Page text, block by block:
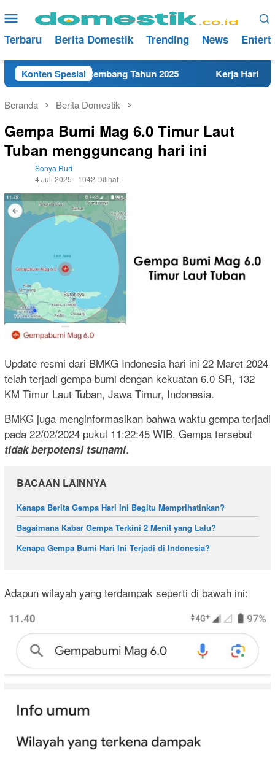
ke
konten
Menu
Mobile
Terbaru Berita Domestik Trending News
Konten Spesial
Terdekat di Rembang Tahun 2025 Kerja Hari Ini
Beranda Berita Domestik
Gempa Bumi Mag 6.0 Timur Laut
Tuban mengguncang hari ini
Sonya Ruri
4 Juli 2025
1042 Dilihat
Update resmi dari BMKG Indonesia hari ini 22 Maret 2024
telah terjadi gempa bumi dengan kekuatan 6.0 SR, 132
KM Timur Laut Tuban, Jawa Timur, Indonesia.
BMKG juga menginformasikan bahwa waktu gempa terjadi
pada 22/02/2024 pukul 11:22:45 WIB. Gempa tersebut
tidak berpotensi tsunami.
BACAAN LAINNYA
Kenapa Berita Gempa Hari Ini Begitu Memprihatinkan?
Bagaimana Kabar Gempa Terkini 2 Menit yang Lalu?
Kenapa Gempa Bumi Hari Ini Terjadi di Indonesia?
Adapun wilayah yang terdampak seperti di bawah ini: